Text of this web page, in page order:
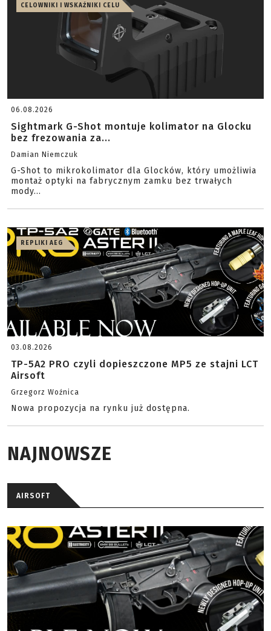
CELOWNIKI I WSKAŹNIKI CELU
06.08.2026
Sightmark G-Shot montuje kolimator na Glocku
bez frezowania za...
Damian Niemczuk
G-Shot to mikrokolimator dla Glocków, który umożliwia
montaż optyki na fabrycznym zamku bez trwałych
mody...
REPLIKI AEG
03.08.2026
TP-5A2 PRO czyli dopieszczone MP5 ze stajni LCT
Airsoft
Grzegorz Woźnica
Nowa propozycja na rynku już dostępna.
NAJNOWSZE
AIRSOFT